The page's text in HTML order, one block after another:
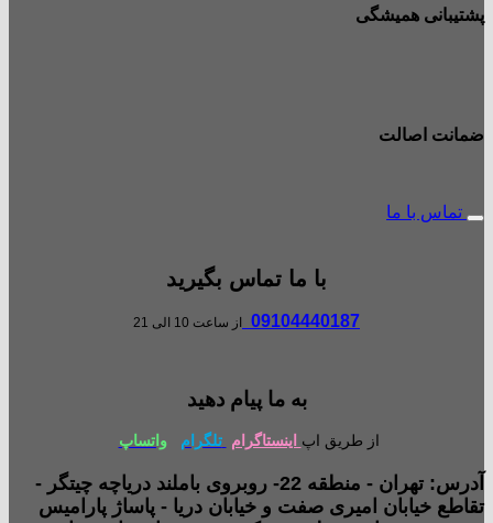
پشتیبانی همیشگی
ضمانت اصالت
تماس با ما
با ما تماس بگیرید
09104440187 از ساعت 10 الی 21
به ما پیام دهید
از طریق اپ اینستاگرام تلگرام واتساپ
آدرس: تهران - منطقه 22- روبروی باملند دریاچه چیتگر -
تقاطع خیابان امیری صفت و خیابان دریا - پاساژ پارامیس